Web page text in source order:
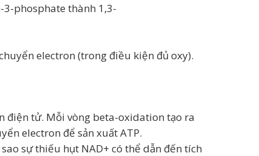
3-phosphate thành 1,3-
electron (trong điều kiện đủ oxy).
điện tử. Mỗi vòng beta-oxidation tạo ra
electron để sản xuất ATP.
sự thiếu hụt NAD+ có thể dẫn đến tích